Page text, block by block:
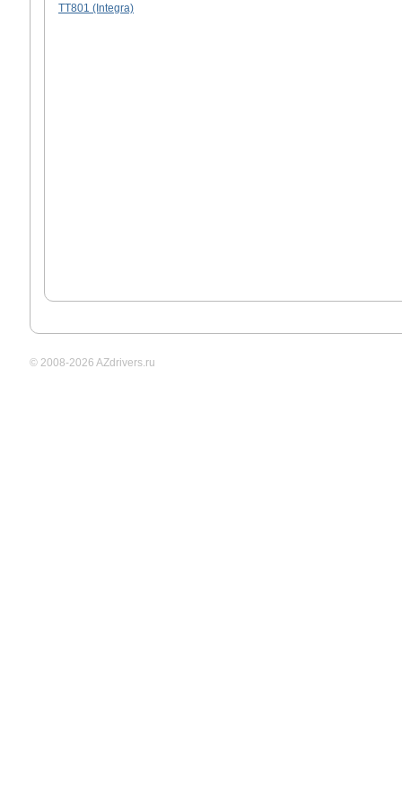
TT801 (Integra)
© 2008-2026 AZdrivers.ru